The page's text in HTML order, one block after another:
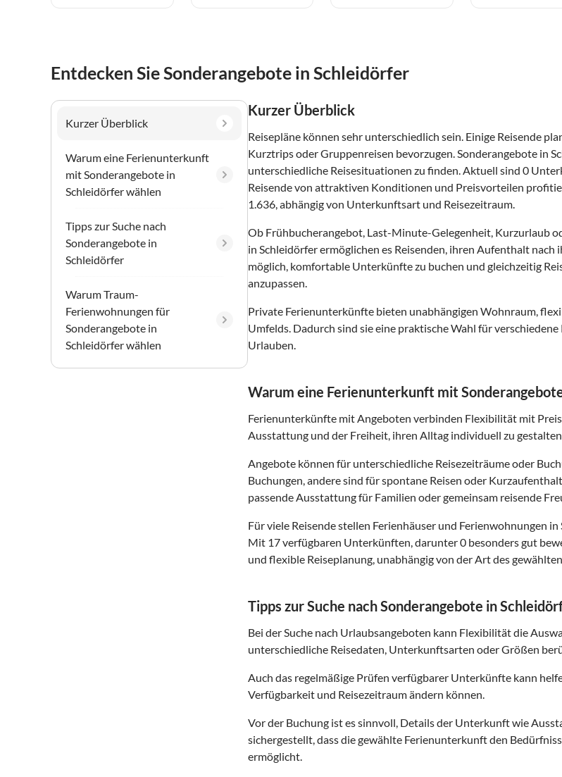
Entdecken Sie Sonderangebote in Schleidörfer
Kurzer Überblick
Warum eine Ferienunterkunft
mit Sonderangebote in
Schleidörfer wählen
Tipps zur Suche nach
Sonderangebote in
Schleidörfer
Warum Traum-
Ferienwohnungen für
Sonderangebote in
Schleidörfer wählen
Kurzer Überblick
Reisepläne können sehr unterschiedlich sein. Einige Reisende
Kurztrips oder Gruppenreisen bevorzugen. Sonderangebote in
unterschiedliche Reisesituationen zu finden. Aktuell sind 0
Reisende von attraktiven Konditionen und Preisvorteilen
1.636, abhängig von Unterkunftsart und Reisezeitraum.
Ob Frühbucherangebot, Last-Minute-Gelegenheit, Kurzurlaub
in Schleidörfer ermöglichen es Reisenden, ihren Aufenthalt
möglich, komfortable Unterkünfte zu buchen und gleichzeitig
anzupassen.
Private Ferienunterkünfte bieten unabhängigen Wohnraum,
Umfelds. Dadurch sind sie eine praktische Wahl für
Urlauben.
Warum eine Ferienunterkunft mit
Ferienunterkünfte mit Angeboten verbinden Flexibilität mit
Ausstattung und der Freiheit, ihren Alltag individuell zu
Angebote können für unterschiedliche Reisezeiträume oder
Buchungen, andere sind für spontane Reisen oder
passende Ausstattung für Familien oder gemeinsam reisende
Für viele Reisende stellen Ferienhäuser und Ferienwohnungen
Mit 17 verfügbaren Unterkünften, darunter 0 besonders gut
und flexible Reiseplanung, unabhängig von der Art des
Tipps zur Suche nach Sonderangebote in
Bei der Suche nach Urlaubsangeboten kann Flexibilität die
unterschiedliche Reisedaten, Unterkunftsarten oder Größen
Auch das regelmäßige Prüfen verfügbarer Unterkünfte kann
Verfügbarkeit und Reisezeitraum ändern können.
Vor der Buchung ist es sinnvoll, Details der Unterkunft wie
sichergestellt, dass die gewählte Ferienunterkunft den
ermöglicht.